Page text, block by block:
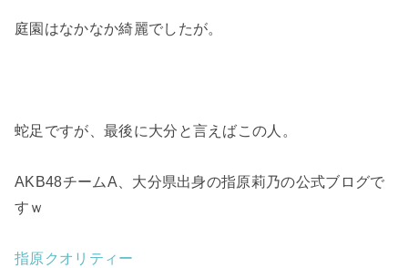
庭園はなかなか綺麗でしたが。
蛇足ですが、最後に大分と言えばこの人。
AKB48チームA、大分県出身の指原莉乃の公式ブログで
すｗ
指原クオリティー